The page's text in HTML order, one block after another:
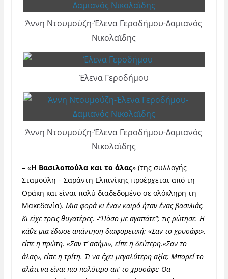
Άννη Ντουμούζη-Έλενα Γεροδήμου-Δαμιανός
Νικολαϊδης
Έλενα Γεροδήμου
Άννη Ντουμούζη-Έλενα Γεροδήμου-Δαμιανός
Νικολαϊδης
– «Η Βασιλοπούλα και το άλας» (της συλλογής
Σταμούλη – Σαράντη Ελπινίκης προέρχεται από τη
Θράκη και είναι πολύ διαδεδομένο σε ολόκληρη τη
Μακεδονία). Μια φορά κι έναν καιρό ήταν ένας βασιλιάς.
Κι είχε τρεις θυγατέρες. -“Πόσο με αγαπάτε”; τις ρώτησε. Η
κάθε μια έδωσε απάντηση διαφορετική: «Σαν το χρυσάφι»,
είπε η πρώτη. «Σαν τ’ ασήμι», είπε η δεύτερη.«Σαν το
άλας», είπε η τρίτη. Τι να έχει μεγαλύτερη αξία; Μπορεί το
αλάτι να είναι πιο πολύτιμο απ’ το χρυσάφι; Θα